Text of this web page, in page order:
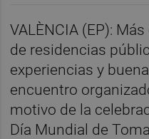
VALÈNCIA (EP):
de residencias
experiencias y
encuentro
motivo de la
Día Mundial de